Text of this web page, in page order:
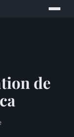
de